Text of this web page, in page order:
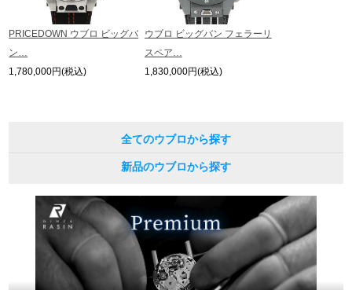
PRICEDOWN ウブロ ビッグバ
ン…
1,780,000円(税込)
ウブロ ビッグバン フェラーリ
スペア…
1,830,000円(税込)
全てのウブロから探す
新品のウブロから探す